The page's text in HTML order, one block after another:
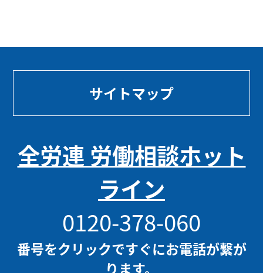
サイトマップ
全労連 労働相談ホット
ライン
0120-378-060
番号をクリックですぐにお電話が繋が
ります。